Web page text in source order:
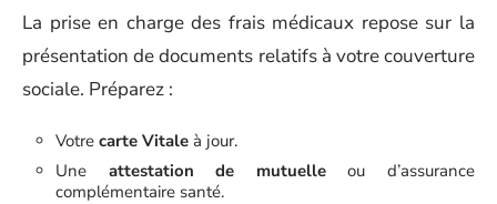
La prise en charge des frais médicaux repose sur la
présentation de documents relatifs à votre couverture
sociale. Préparez :
Votre carte Vitale à jour.
Une attestation de mutuelleou d’assurance
complémentaire santé.